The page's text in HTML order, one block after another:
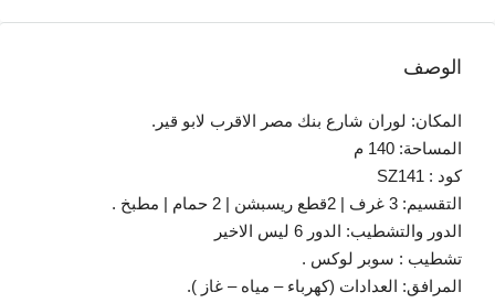
الوصف
المكان: لوران شارع بنك مصر الاقرب لابو قير.
المساحة: 140 م
كود : SZ141
التقسيم: 3 غرف | 2قطع ريسبشن | 2 حمام | مطبخ .
الدور والتشطيب: الدور 6 ليس الاخير
تشطيب : سوبر لوكس .
المرافق: العدادات (كهرباء – مياه – غاز ).